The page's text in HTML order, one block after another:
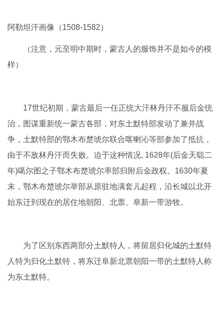
阿勒坦汗画像（1508-1582）
（注意，元至明中期时，蒙古人的服饰并不是如今的模
样）
17世纪初期，蒙古最后一任正统大汗林丹汗不服后金统
治，图谋重新统一蒙古各部，对东土默特部发动了兼并战
争，土默特部的鄂木布楚琥尔联合喀喇沁等部参加了抵抗，
由于不敌林丹汗而失败。迫于这种情况, 1628年(后金天聪二
年)噶尔图之子鄂木布楚琥尔率部归附后金政权。1630年夏
末，鄂木布楚琥尔举部从原驻地满套儿起程，沿长城以北开
始东迁到现在的居住地朝阳、北票、阜新一带游牧。
为了区别东西两部分土默特人，将留居归化城的土默特
人特为归化土默特，将东迁阜新北票朝阳一带的土默特人称
为东土默特。